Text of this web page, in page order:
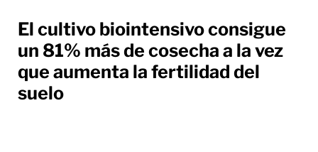
El cultivo biointensivo consigue
un 81% más de cosecha a la vez
que aumenta la fertilidad del
suelo